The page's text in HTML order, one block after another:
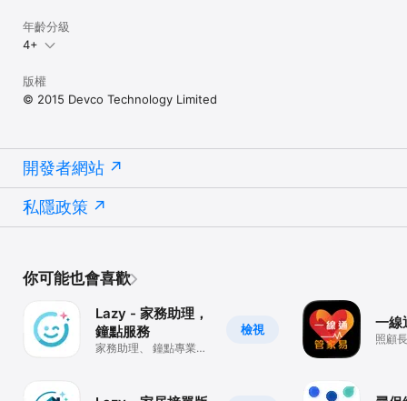
6. 其他服務  (家務幫)
- 吉屋清潔，裝修後清潔，新居入伙清潔，交吉清潔
未來將會增加更多類別
時加強審查幫手，認證其工作證書及安排面試以確保提供專業及優質
的服務
使用說明
1. 預約服務
- 選擇服務類別，購買一次性工作或優惠套票
2. 付款方法
- 預約服務時，用戶需要輸入信用卡資料
- 費用只會在工作完成時才會過數
- 所有交易經由Braintree第三方公司處理，【HelperGo】不會儲存
任何信用卡資料
- 安排幫手後，便可以直接與幫手聯絡
年齡分級
4+
版權
© 2015 Devco Technology Limited
開發者網站
私隱政策
你可能也會喜歡
檢視
Lazy - 家務助理，
鐘點服務
家務助理、 鐘點專業清
一線
照顧